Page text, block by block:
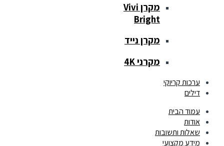
מקרן Vivi
Bright
מקרן נייד
מקרני 4K
ערכות קריוקי
דילים
עמוד הבית
אודות
שאלות ותשובות
מידע מקצועי